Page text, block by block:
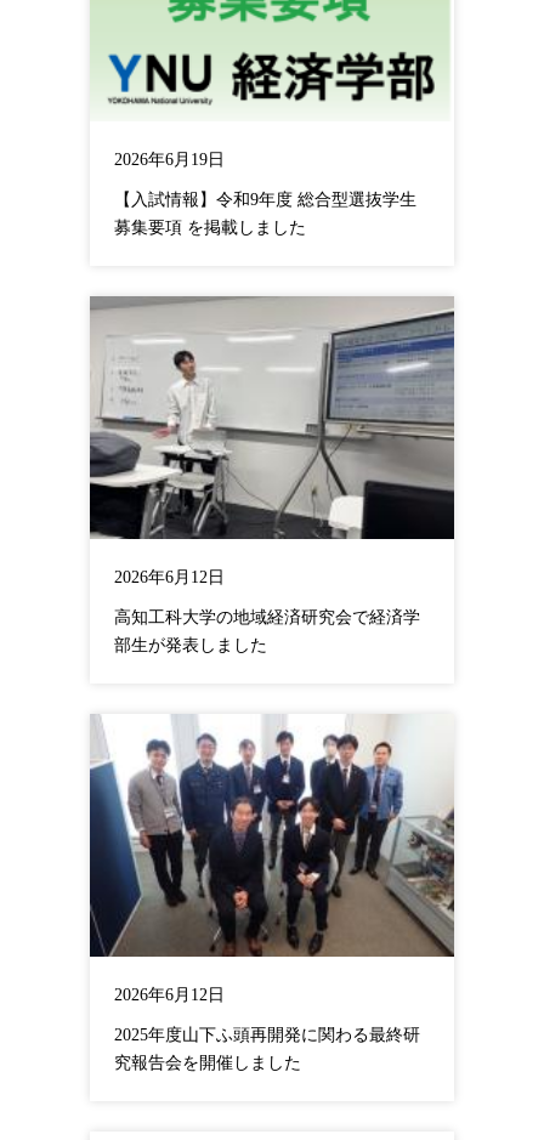
2026年6月19日
【入試情報】令和9年度 総合型選抜学生
募集要項 を掲載しました
2026年6月12日
高知工科大学の地域経済研究会で経済学
部生が発表しました
2026年6月12日
2025年度山下ふ頭再開発に関わる最終研
究報告会を開催しました